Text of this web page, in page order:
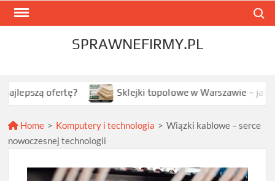
Skip
SPRAWNEFIRMY.PL
ofertę? Sklejki topolowe w Warszawie – jak wybrać
Home > Komputery i technologia > Wiązki kablowe – serce
nowoczesnej technologii